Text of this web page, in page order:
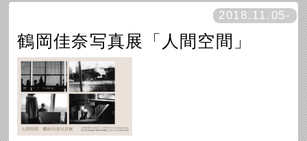
2018.11.05-
鶴岡佳奈写真展「人間空間」